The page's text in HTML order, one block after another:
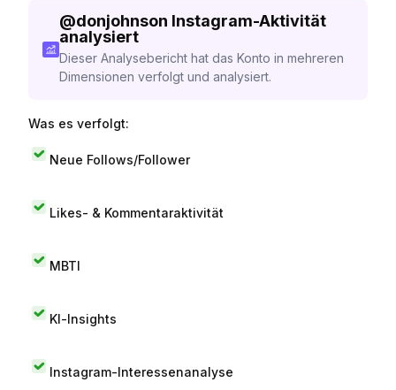
@donjohnson Instagram-Aktivität
analysiert
Dieser Analysebericht hat das Konto in mehreren
Dimensionen verfolgt und analysiert.
Was es verfolgt:
Neue Follows/Follower
Likes- & Kommentaraktivität
MBTI
KI-Insights
Instagram-Interessenanalyse